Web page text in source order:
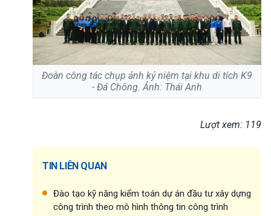
Đoàn công tác chụp ảnh kỷ niệm tại khu di tích K9
- Đá Chông. Ảnh: Thái Anh
Lượt xem: 119
TIN LIÊN QUAN
Đào tạo kỹ năng kiểm toán dự án đầu tư xây dựng
công trình theo mô hình thông tin công trình